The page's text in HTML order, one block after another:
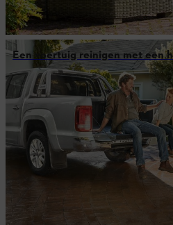
Een voertuig reinigen met een
Tuin in het najaar
Meer uit de wereld